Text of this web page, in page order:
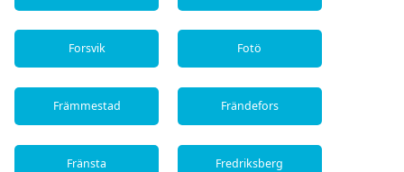
Forsvik Fotö
Främmestad Frändefors
Fränsta Fredriksberg